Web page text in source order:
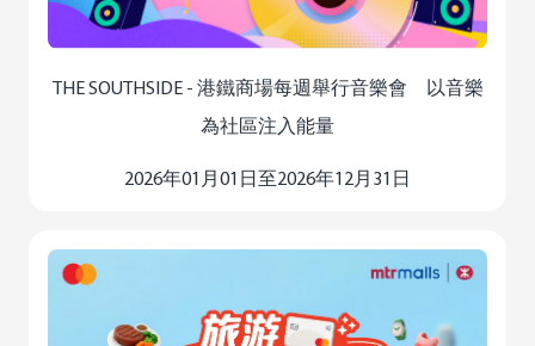
THE SOUTHSIDE - 港鐵商場每週舉行音樂會 以音樂
為社區注入能量
2026年01月01日至2026年12月31日